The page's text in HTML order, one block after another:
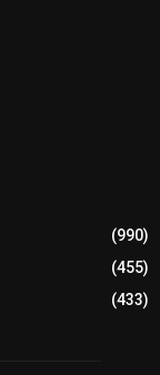
(990)
(455)
(433)